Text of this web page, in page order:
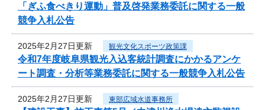
「ぎふ食べきり運動」普及啓発業務委託に関する一般
競争入札公告
2025年2月27日更新 観光文化スポーツ政策課
令和7年度岐阜県観光入込客統計調査にかかるアンケ
ート調査・分析等業務委託に関する一般競争入札公告
2025年2月27日更新 東部広域水道事務所